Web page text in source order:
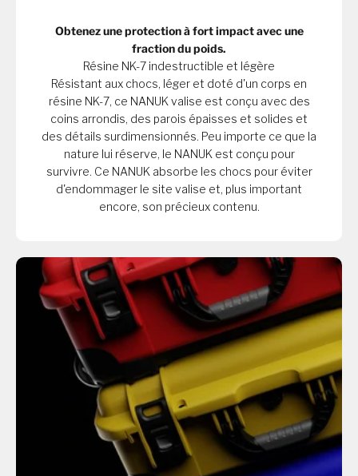
Obtenez une protection à fort impact avec une
fraction du poids.
Résine NK-7 indestructible et légère
Résistant aux chocs, léger et doté d'un corps en
résine NK-7, ce NANUK valise est conçu avec des
coins arrondis, des parois épaisses et solides et
des détails surdimensionnés. Peu importe ce que la
nature lui réserve, le NANUK est conçu pour
survivre. Ce NANUK absorbe les chocs pour éviter
d'endommager le site valise et, plus important
encore, son précieux contenu.